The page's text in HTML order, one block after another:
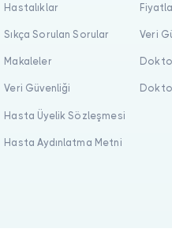
Hastalıklar
Sıkça Sorulan Sorular
Makaleler
Veri Güvenliği
Hasta Üyelik Sözleşmesi
Hasta Aydınlatma Metni
Veri